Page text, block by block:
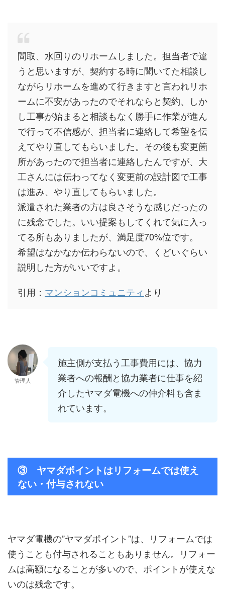
間取、水回りのリホームしました。担当者で違
うと思いますが、契約する時に聞いてた相談し
ながらリホームを進めて行きますと言われリホ
ームに不安があったのでそれならと契約、しか
し工事が始まると相談もなく勝手に作業が進ん
で行って不信感が、担当者に連絡して希望を伝
えてやり直してもらいました。その後も変更箇
所があったので担当者に連絡したんですが、大
工さんには伝わってなく変更前の設計図で工事
は進み、やり直してもらいました。
派遣された業者の方は良さそうな感じだったの
に残念でした。いい提案もしてくれて気に入っ
てる所もありましたが、満足度70%位です。
希望はなかなか伝わらないので、くどいぐらい
説明した方がいいですよ。
引用： マンションコミュニティより
管理人
施主側が支払う工事費用には、協力
業者への報酬と協力業者に仕事を紹
介したヤマダ電機への仲介料も含ま
れています。
③ ヤマダポイントはリフォームでは使え
ない・付与されない
ヤマダ電機の”ヤマダポイント”は、リフォームでは
使うことも付与されることもありません。リフォー
ムは高額になることが多いので、ポイントが使えな
いのは残念です。